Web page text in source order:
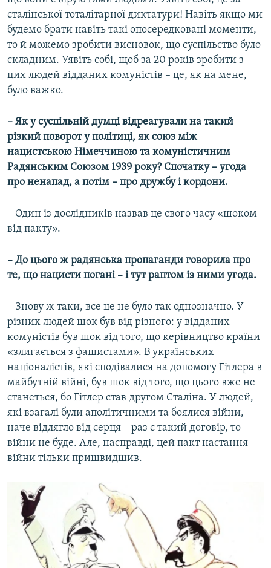
сталінської тоталітарної диктатури! Навіть якщо ми
будемо брати навіть такі опосередковані моменти,
то й можемо зробити висновок, що суспільство було
складним. Уявіть собі, щоб за 20 років зробити з
цих людей відданих комуністів – це, як на мене,
було важко.
– Як у суспільній думці відреагували на такий
різкий поворот у політиці, як союз між
нацистською Німеччиною та комуністичним
Радянським Союзом 1939 року? Спочатку – угода
про ненапад, а потім – про дружбу і кордони.
– Один із дослідників назвав це свого часу «шоком
від пакту».
– До цього ж радянська пропаганди говорила про
те, що нацисти погані – і тут раптом із ними угода.
– Знову ж таки, все це не було так однозначно. У
різних людей шок був від різного: у відданих
комуністів був шок від того, що керівництво країни
«злигається з фашистами». В українських
націоналістів, які сподівалися на допомогу Гітлера в
майбутній війні, був шок від того, що цього вже не
станеться, бо Гітлер став другом Сталіна. У людей,
які взагалі були аполітичними та боялися війни,
наче відлягло від серця – раз є такий договір, то
війни не буде. Але, насправді, цей пакт настання
війни тільки пришвидшив.